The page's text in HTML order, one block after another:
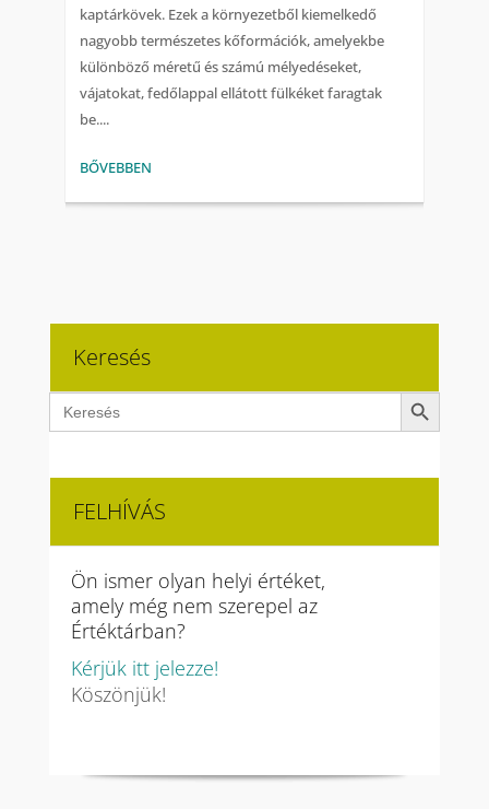
kaptárkövek. Ezek a környezetből kiemelkedő
nagyobb természetes kőformációk, amelyekbe
különböző méretű és számú mélyedéseket,
vájatokat, fedőlappal ellátott fülkéket faragtak
be....
BŐVEBBEN
Keresés
Search
for:
Search Button
FELHÍVÁS
Ön ismer olyan helyi értéket,
amely még nem szerepel az
Értéktárban?
Kérjük itt jelezze!
Köszönjük!